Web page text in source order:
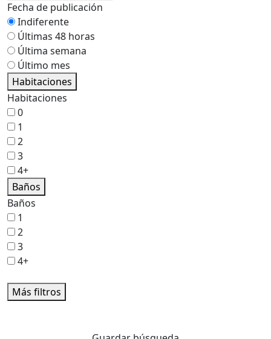
Fecha de publicación
Indiferente
Últimas 48 horas
Última semana
Último mes
Habitaciones
Habitaciones
0
1
2
3
4+
Baños
Baños
1
2
3
4+
Más filtros